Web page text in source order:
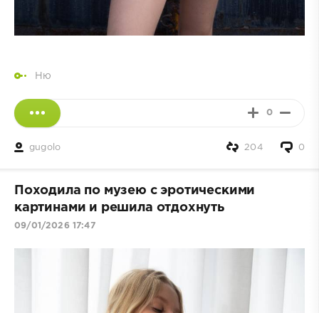
Ню
0
gugolo 0
204
Походила по музею с эротическими
картинами и решила отдохнуть
09/01/2026 17:47